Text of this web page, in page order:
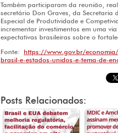
Também participaram da reunião,
secretário Don Graves, da Secretaria
Especial de Produtividade e
incrementar investimentos em uma
expectativas brasileiras sobre o
Fonte: https://www.gov.br/
brasil-e-estados-unidos-e-tema-de-
Posts Relacionados: